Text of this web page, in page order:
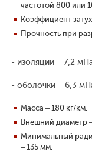
частотой 800 или
Коэффициент
Прочность при
- изоляции – 7,2
- оболочки – 6,3
Масса – 180 кг/км.
Внешний диаметр
Минимальный
– 135 мм.